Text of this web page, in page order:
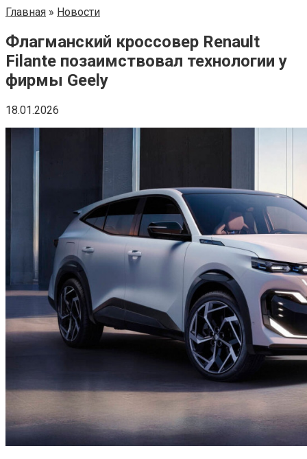
Главная » Новости
Флагманский кроссовер Renault
Filante позаимствовал технологии у
фирмы Geely
18.01.2026